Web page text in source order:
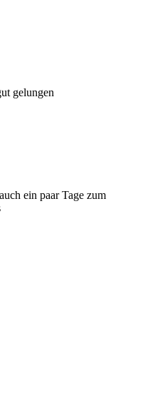
gelungen
ein paar Tage zum